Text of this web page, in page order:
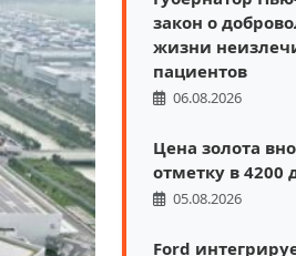
закон о
жизни
пациентов
06.08.2026
Цена золота
отметку в 4200
05.08.2026
Ford